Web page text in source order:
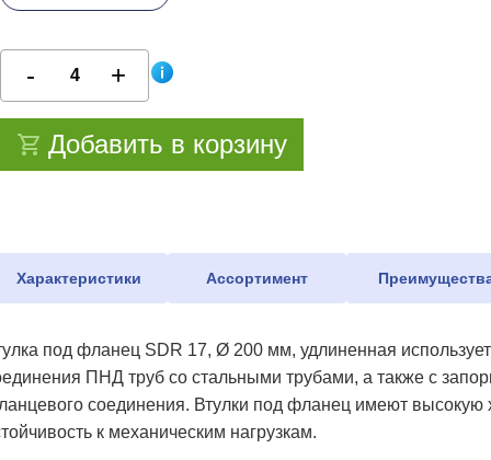
Добавить в корзину
Характеристики Ассортимент
под фланец SDR 17, Ø 200 мм, удлиненная
ПНД труб со стальными трубами, а также с
соединения. Втулки под фланец имеют высокую
к механическим нагрузкам.